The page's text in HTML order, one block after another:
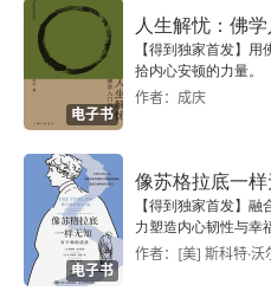
电子书
人生解忧：佛
【得到独家首发】
拾内心安顿的力量。
作者：成庆
电子书
像苏格拉底一
【得到独家首发】
力塑造内心韧性与幸
作者：[美] 斯科特·沃